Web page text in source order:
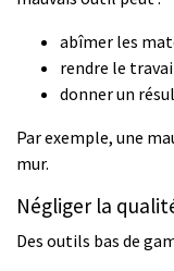
abîmer les
rendre le
donner un
Par exemple, une
mur.
Négliger la
Des outils bas de